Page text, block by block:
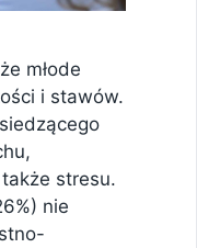
młode
i stawów.
stresu.
nie